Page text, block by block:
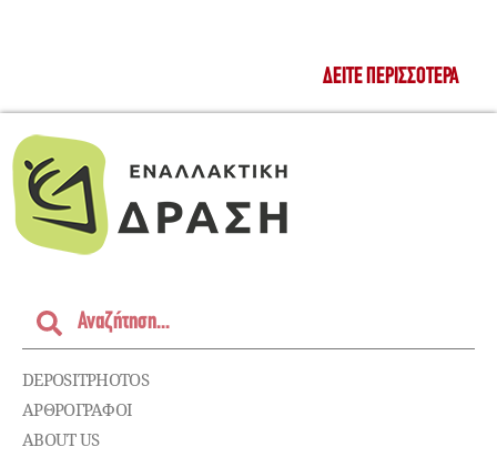
ΔΕΊΤΕ ΠΕΡΙΣΣΌΤΕΡΑ
DEPOSITPHOTOS
ΑΡΘΡΟΓΡΑΦΟΙ
ABOUT US